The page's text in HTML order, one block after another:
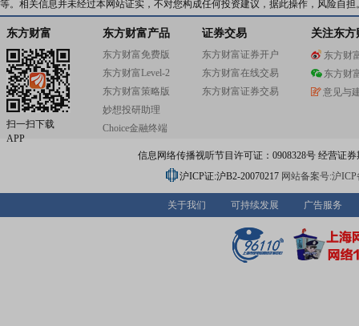
等。相关信息并未经过本网站证实，不对您构成任何投资建议，据此操作，风险自担